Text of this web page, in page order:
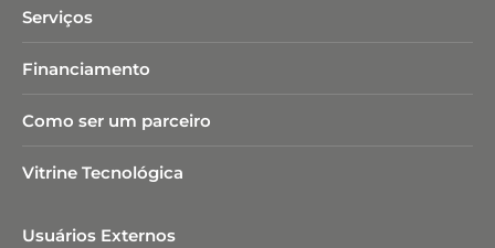
Serviços
Financiamento
Como ser um parceiro
Vitrine Tecnológica
Usuários Externos